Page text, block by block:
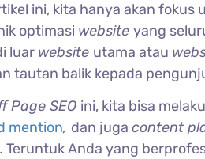
ini, kita hanya akan fokus
optimasi website yang
luar website utama atau
tautan balik kepada
Page SEO ini, kita bisa
mention, dan juga content
Teruntuk Anda yang